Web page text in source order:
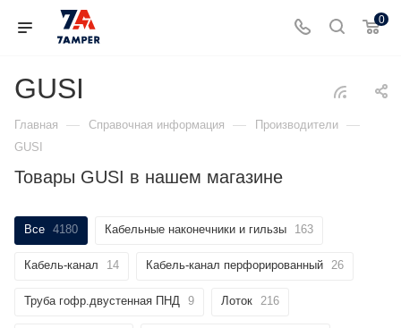
0
GUSI
Главная — Справочная информация — Производители —
GUSI
Товары GUSI в нашем магазине
Все 4180 Кабельные наконечники и гильзы 163
Кабель-канал 14 Кабель-канал перфорированный 26
Труба гофр.двустенная ПНД 9 Лоток 216